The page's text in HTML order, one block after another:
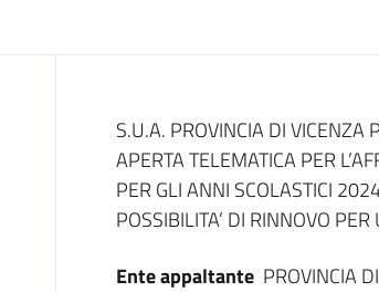
Dati del bando
S.U.A. PROVINCIA DI VICENZA
APERTA TELEMATICA PER
PER GLI ANNI SCOLASTICI
POSSIBILITA’ DI RINNOVO
Ente appaltante PROVINCIA